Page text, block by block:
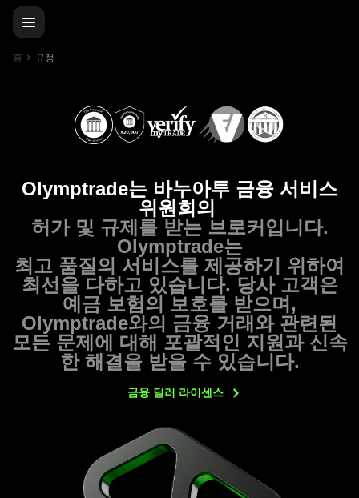
홈 규정
Olymptrade는 바누아투 금융 서비스
위원회의
허가 및 규제를 받는 브로커입니다.
Olymptrade는
최고 품질의 서비스를 제공하기 위하여
최선을 다하고 있습니다. 당사 고객은
예금 보험의 보호를 받으며,
Olymptrade와의 금융 거래와 관련된
모든 문제에 대해 포괄적인 지원과 신속
한 해결을 받을 수 있습니다.
금융 딜러 라이센스